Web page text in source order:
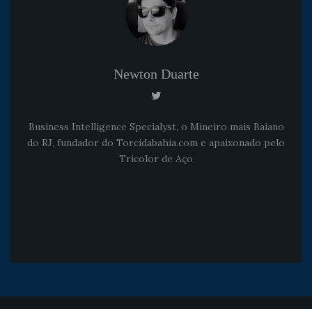
Newton Duarte
Business Intelligence Specialyst, o Mineiro mais Baiano
do RJ, fundador do Torcidabahia.com e apaixonado pelo
Tricolor de Aço